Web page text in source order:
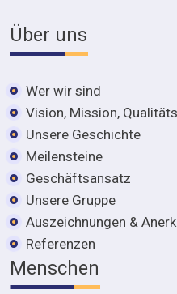
Über uns
Wer wir sind
Vision, Mission,
Unsere Geschichte
Meilensteine
Geschäftsansatz
Unsere Gruppe
Auszeichnungen &
Referenzen
Menschen